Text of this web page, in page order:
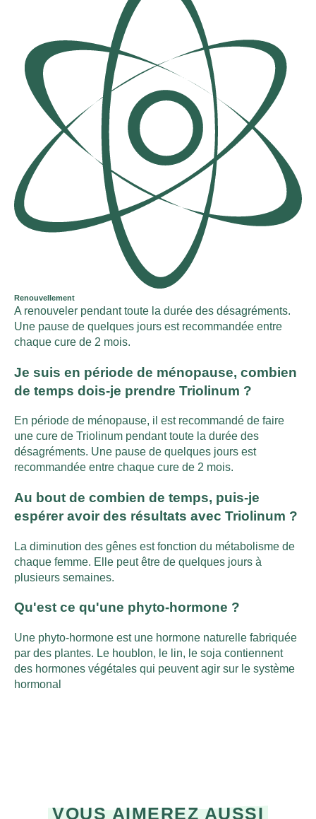
Renouvellement
A renouveler pendant toute la durée des désagréments.
Une pause de quelques jours est recommandée entre
chaque cure de 2 mois.
Je suis en période de ménopause, combien
de temps dois-je prendre Triolinum ?
En période de ménopause, il est recommandé de faire
une cure de Triolinum pendant toute la durée des
désagréments. Une pause de quelques jours est
recommandée entre chaque cure de 2 mois.
Au bout de combien de temps, puis-je
espérer avoir des résultats avec Triolinum ?
La diminution des gênes est fonction du métabolisme de
chaque femme. Elle peut être de quelques jours à
plusieurs semaines.
Qu'est ce qu'une phyto-hormone ?
Une phyto-hormone est une hormone naturelle fabriquée
par des plantes. Le houblon, le lin, le soja contiennent
des hormones végétales qui peuvent agir sur le système
hormonal
VOUS AIMEREZ AUSSI